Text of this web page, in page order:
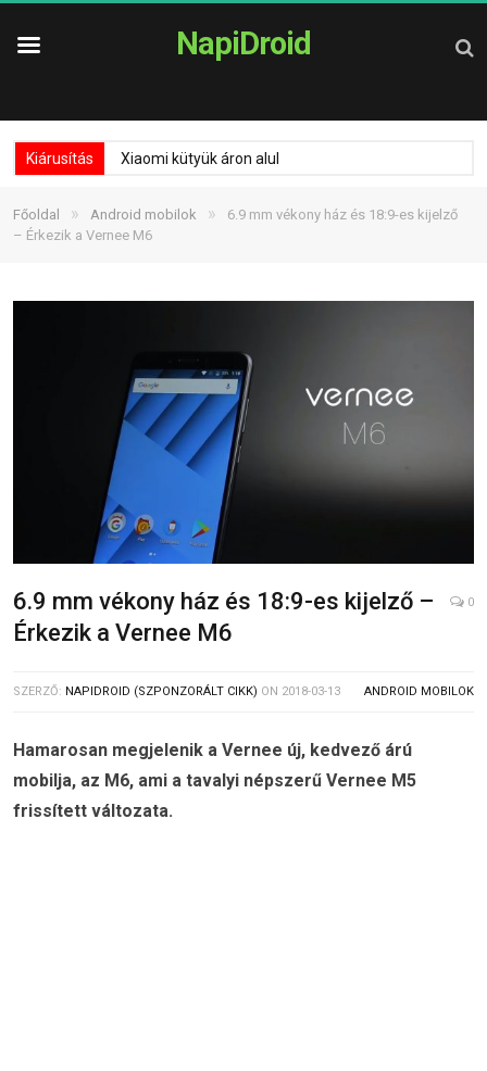
NapiDroid
Kiárusítás Xiaomi kütyük áron alul
Főoldal » Android mobilok »
6.9 mm vékony ház és 18:9-es kijelző
– Érkezik a Vernee M6
6.9 mm vékony ház és 18:9-es kijelző –
Érkezik a Vernee M6
0
SZERZŐ: NAPIDROID (SZPONZORÁLT CIKK) ON 2018-03-13 ANDROID MOBILOK
Hamarosan megjelenik a Vernee új, kedvező árú
mobilja, az M6, ami a tavalyi népszerű Vernee M5
frissített változata.